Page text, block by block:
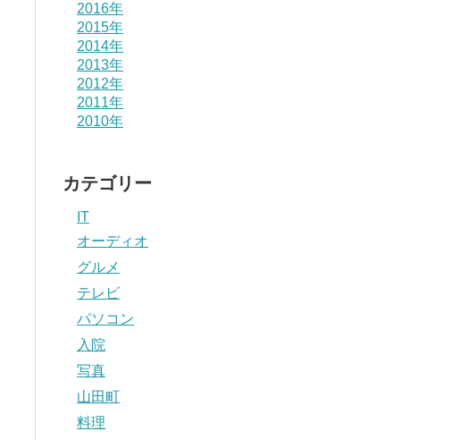
2016年
2015年
2014年
2013年
2012年
2011年
2010年
カテゴリー
IT
オーディオ
グルメ
テレビ
パソコン
入院
写真
山田町
料理